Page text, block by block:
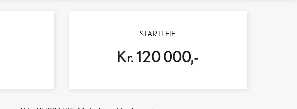
STARTLEIE
Kr. 120 000,-